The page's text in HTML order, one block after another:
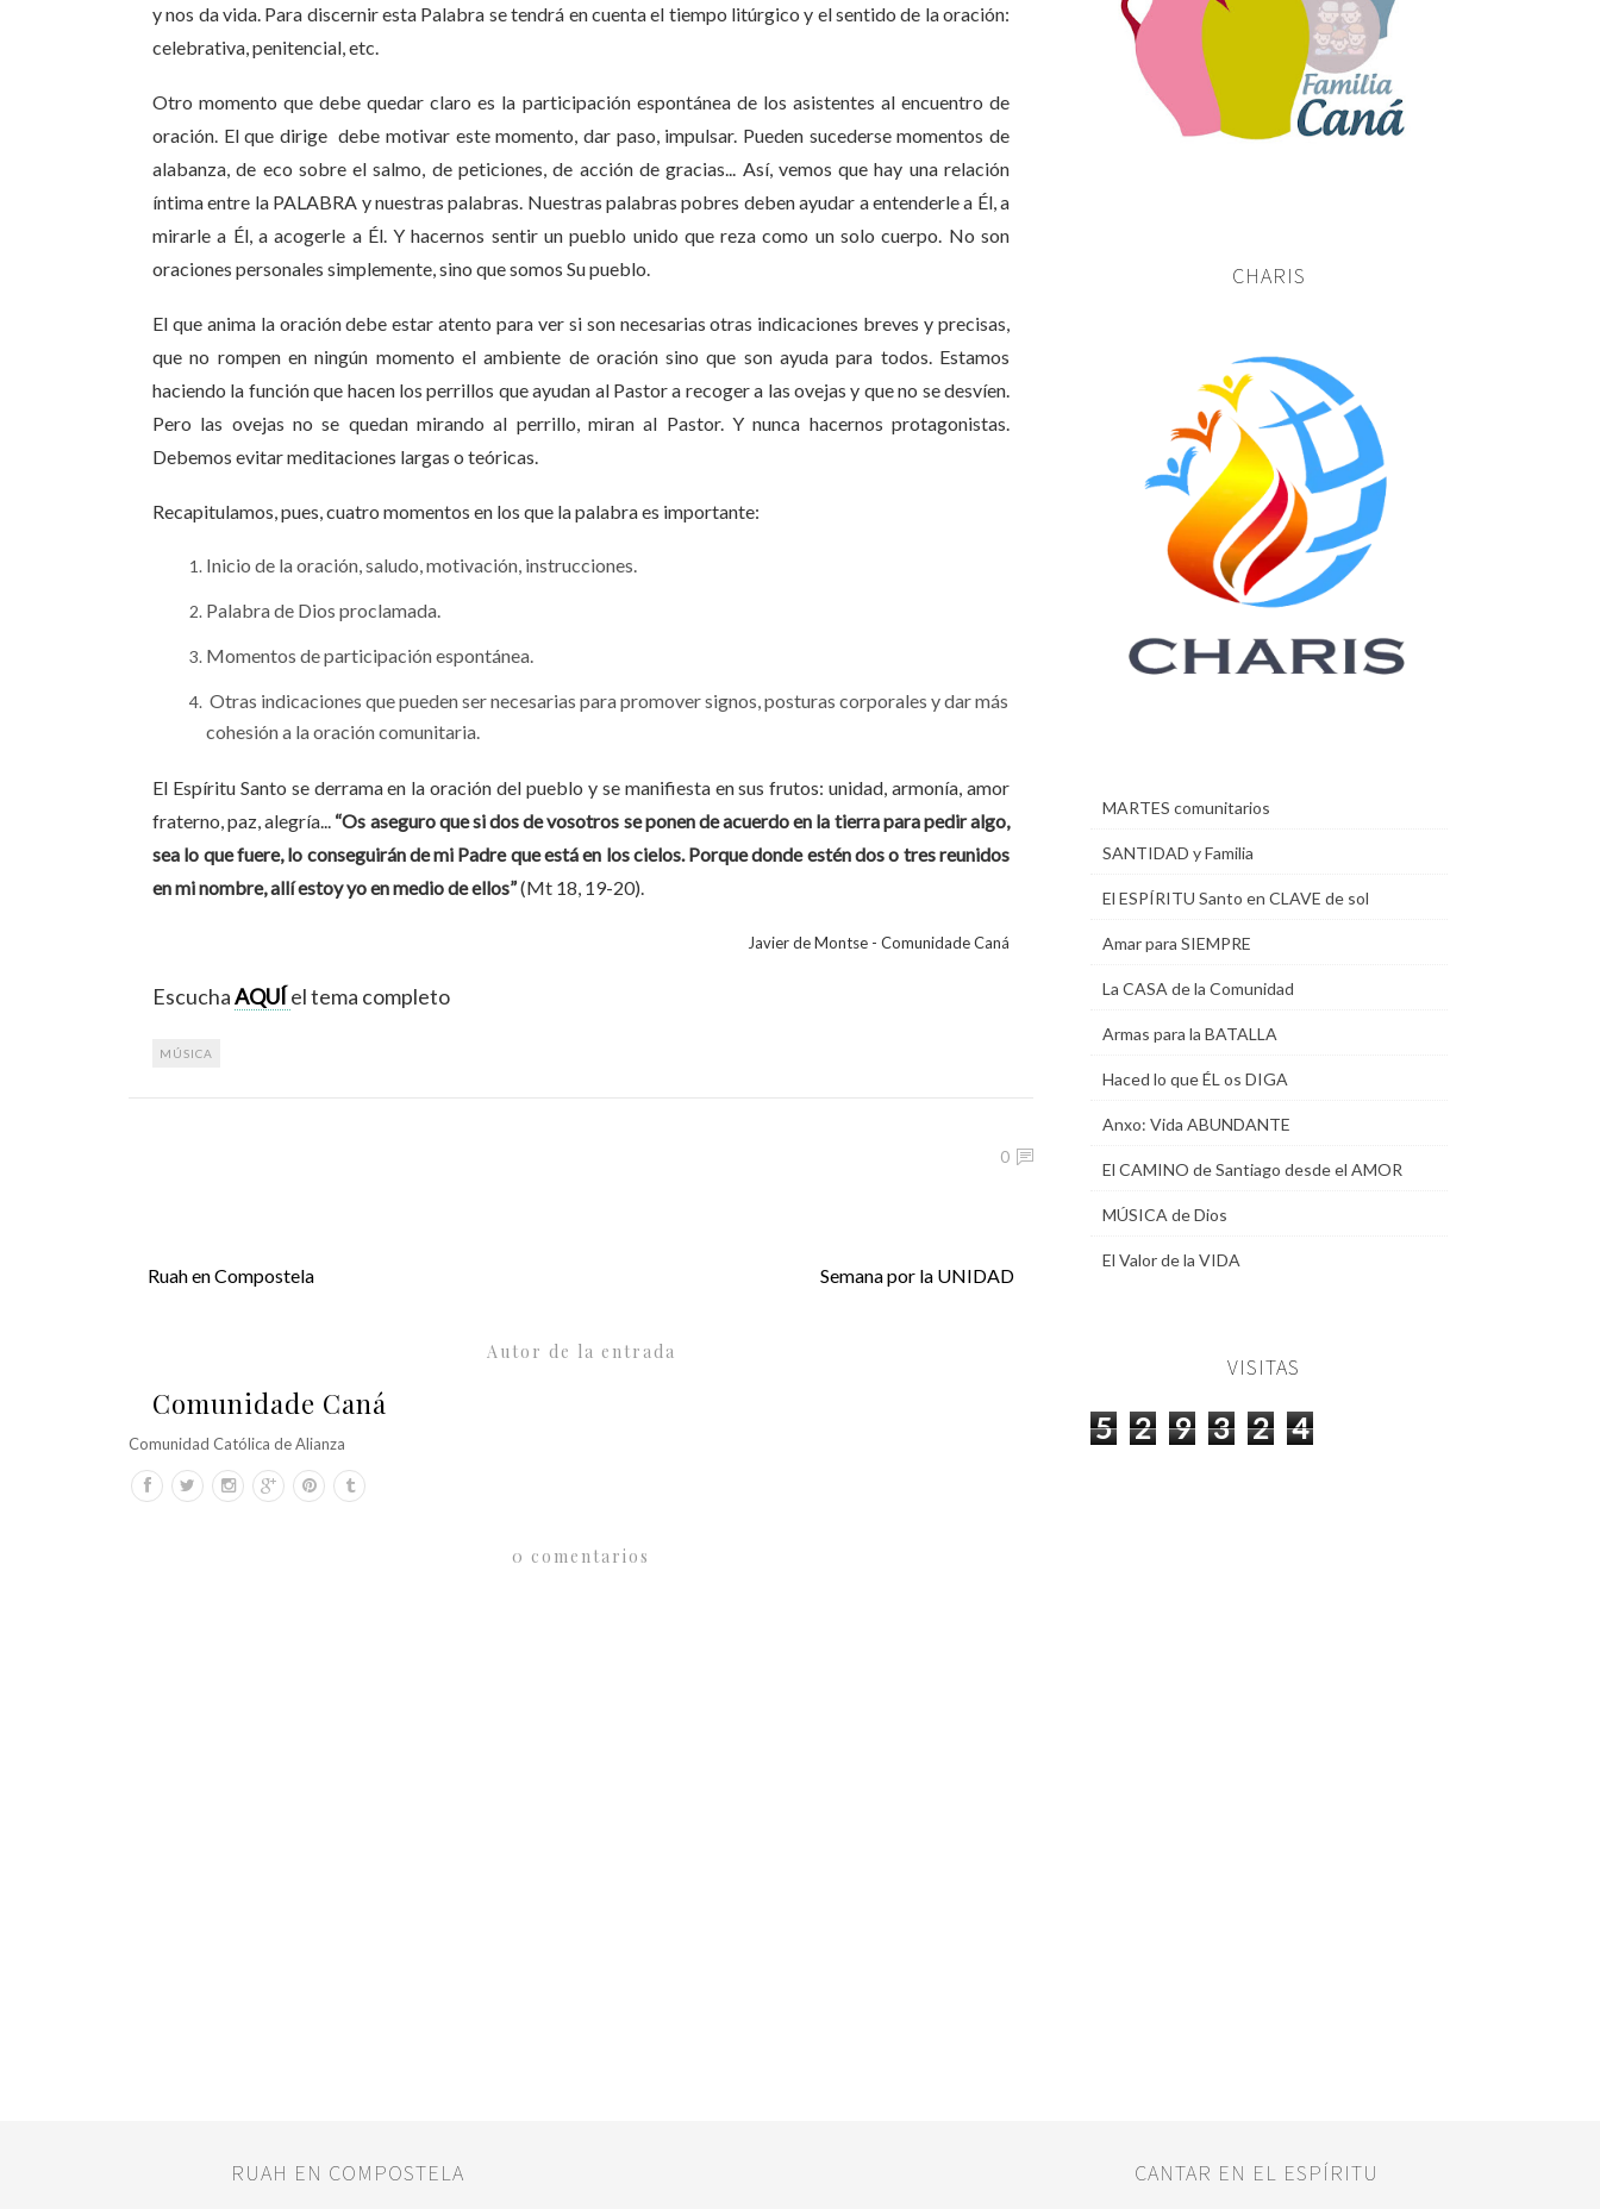
y nos da vida. Para discernir esta Palabra se tendrá en cuenta el tiempo litúrgico y el sentido de la oración:
celebrativa, penitencial, etc.
Otro momento que debe quedar claro es la participación espontánea de los asistentes al encuentro de
oración. El que dirige debe motivar este momento, dar paso, impulsar. Pueden sucederse momentos de
alabanza, de eco sobre el salmo, de peticiones, de acción de gracias... Así, vemos que hay una relación
íntima entre la PALABRA y nuestras palabras. Nuestras palabras pobres deben ayudar a entenderle a Él, a
mirarle a Él, a acogerle a Él. Y hacernos sentir un pueblo unido que reza como un solo cuerpo. No son
oraciones personales simplemente, sino que somos Su pueblo.
El que anima la oración debe estar atento para ver si son necesarias otras indicaciones breves y precisas,
que no rompen en ningún momento el ambiente de oración sino que son ayuda para todos. Estamos
haciendo la función que hacen los perrillos que ayudan al Pastor a recoger a las ovejas y que no se desvíen.
Pero las ovejas no se quedan mirando al perrillo, miran al Pastor. Y nunca hacernos protagonistas.
Debemos evitar meditaciones largas o teóricas.
Recapitulamos, pues, cuatro momentos en los que la palabra es importante:
Inicio de la oración, saludo, motivación, instrucciones.
Palabra de Dios proclamada.
Momentos de participación espontánea.
Otras indicaciones que pueden ser necesarias para promover signos, posturas corporales y dar más
cohesión a la oración comunitaria.
El Espíritu Santo se derrama en la oración del pueblo y se manifiesta en sus frutos: unidad, armonía, amor
fraterno, paz, alegría... “Os aseguro que si dos de vosotros se ponen de acuerdo en la tierra para pedir algo,
sea lo que fuere, lo conseguirán de mi Padre que está en los cielos. Porque donde estén dos o tres reunidos
en mi nombre, allí estoy yo en medio de ellos”(Mt 18, 19-20).
Javier de Montse - Comunidade Caná
EscuchaAQUÍel tema completo
MÚSICA
0
Ruah en Compostela Semana por la UNIDAD
Autor de la entrada
Comunidade Caná
Comunidad Católica de Alianza
0 comentarios
CHARIS
MARTES comunitarios
SANTIDAD y Familia
El ESPÍRITU Santo en CLAVE de sol
Amar para SIEMPRE
La CASA de la Comunidad
Armas para la BATALLA
Haced lo que ÉL os DIGA
Anxo: Vida ABUNDANTE
El CAMINO de Santiago desde el AMOR
MÚSICA de Dios
El Valor de la VIDA
VISITAS
5 2 9 3 2 4
RUAH EN COMPOSTELA CANTAR EN EL ESPÍRITU